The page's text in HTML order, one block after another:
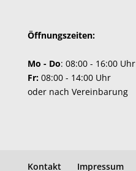
Öffnungszeiten:
Mo - Do: 08:00 - 16:00 Uhr
Fr:08:00 - 14:00 Uhr
oder nach Vereinbarung
Kontakt Impressum